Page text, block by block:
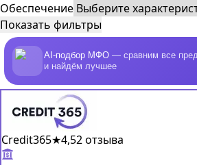
Обеспечение
Показать фильтры
AI-подбор МФО — сравним все
и найдём лучшее
Credit365★4,52 отзыва